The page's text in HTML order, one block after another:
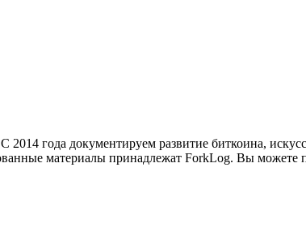
года документируем развитие биткоина,
материалы принадлежат ForkLog. Вы можете